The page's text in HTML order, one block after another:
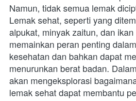
Namun, tidak semua lemak
Lemak sehat, seperti yang
alpukat, minyak zaitun, dan
memainkan peran penting
kesehatan dan bahkan dapat
menurunkan berat badan.
akan mengeksplorasi
lemak sehat dapat membantu